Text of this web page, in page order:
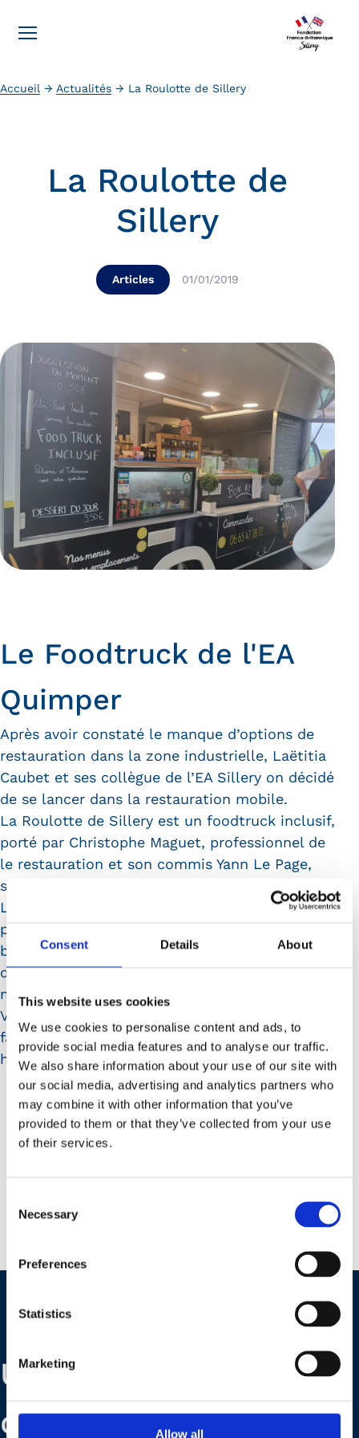
Consent Details About
This website uses cookies
We use cookies to personalise content and ads, to
provide social media features and to analyse our traffic.
We also share information about your use of our site with
our social media, advertising and analytics partners who
may combine it with other information that you’ve
provided to them or that they’ve collected from your use
of their services.
Selection
Necessary
Preferences
Statistics
Marketing
Allow all
Accueil → Actualités → La Roulotte de Sillery
La Roulotte de
Sillery
Articles 01/01/2019
Le Foodtruck de l'EA
Quimper
Après avoir constaté le manque d’options de
restauration dans la zone industrielle, Laëtitia
Caubet et ses collègue de l’EA Sillery on décidé
de se lancer dans la restauration mobile.
La Roulotte de Sillery est un foodtruck inclusif,
porté par Christophe Maguet, professionnel de
le restauration et son commis Yann Le Page,
salarié en situation de handicap de l’EA Sillery.
Le Foodtruck propose une vaste sélection de
plats et de spécialités : burgers, pâtes, poke
bowl, makis revisités, gambas, etc… mais aussi
de délicieux desserts comme la tarte au citron
meringuée.
Vous pouvez les retrouvez sur leur page
facebook :
https://www.facebook.com/roulotte.sillery/
Une question, une
demande ? Nos